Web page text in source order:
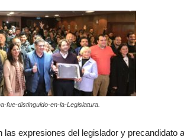
fue-distinguido-en-la-Legislatura.
las expresiones del legislador y precandidato